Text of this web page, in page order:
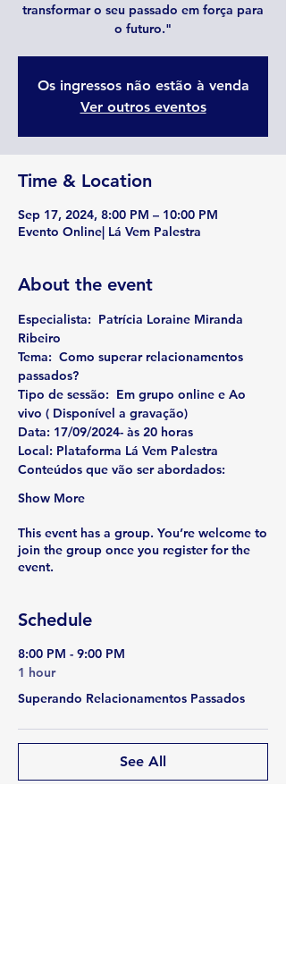
transformar o seu passado em força para
o futuro."
Os ingressos não estão à venda
Ver outros eventos
Time & Location
Sep 17, 2024, 8:00 PM – 10:00 PM
Evento Online| Lá Vem Palestra
About the event
Especialista: Patrícia Loraine Miranda
Ribeiro
Tema: Como superar relacionamentos
passados?
Tipo de sessão: Em grupo online e Ao
vivo ( Disponível a gravação)
Data: 17/09/2024- às 20 horas
Local: Plataforma Lá Vem Palestra
Conteúdos que vão ser abordados:
Show More
This event has a group. You’re welcome to
join the group once you register for the
event.
Schedule
8:00 PM - 9:00 PM
1 hour
Superando Relacionamentos Passados
See All